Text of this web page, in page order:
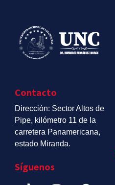
Contacto
Dirección: Sector Altos de
Pipe, kilómetro 11 de la
carretera Panamericana,
estado Miranda.
Síguenos